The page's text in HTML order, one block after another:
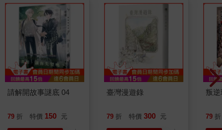
請解開故事謎底 04
79 折 特價 150 元
臺灣漫遊錄
79 折 特價 300 元
叛
79 折